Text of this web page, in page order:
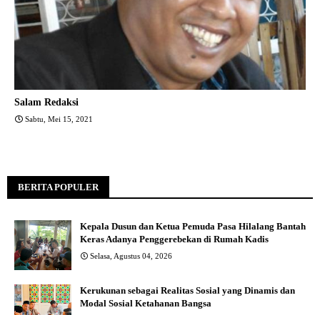
Salam Redaksi
Sabtu, Mei 15, 2021
BERITA POPULER
Kepala Dusun dan Ketua Pemuda Pasa Hilalang Bantah
Keras Adanya Penggerebekan di Rumah Kadis
Selasa, Agustus 04, 2026
Kerukunan sebagai Realitas Sosial yang Dinamis dan
Modal Sosial Ketahanan Bangsa